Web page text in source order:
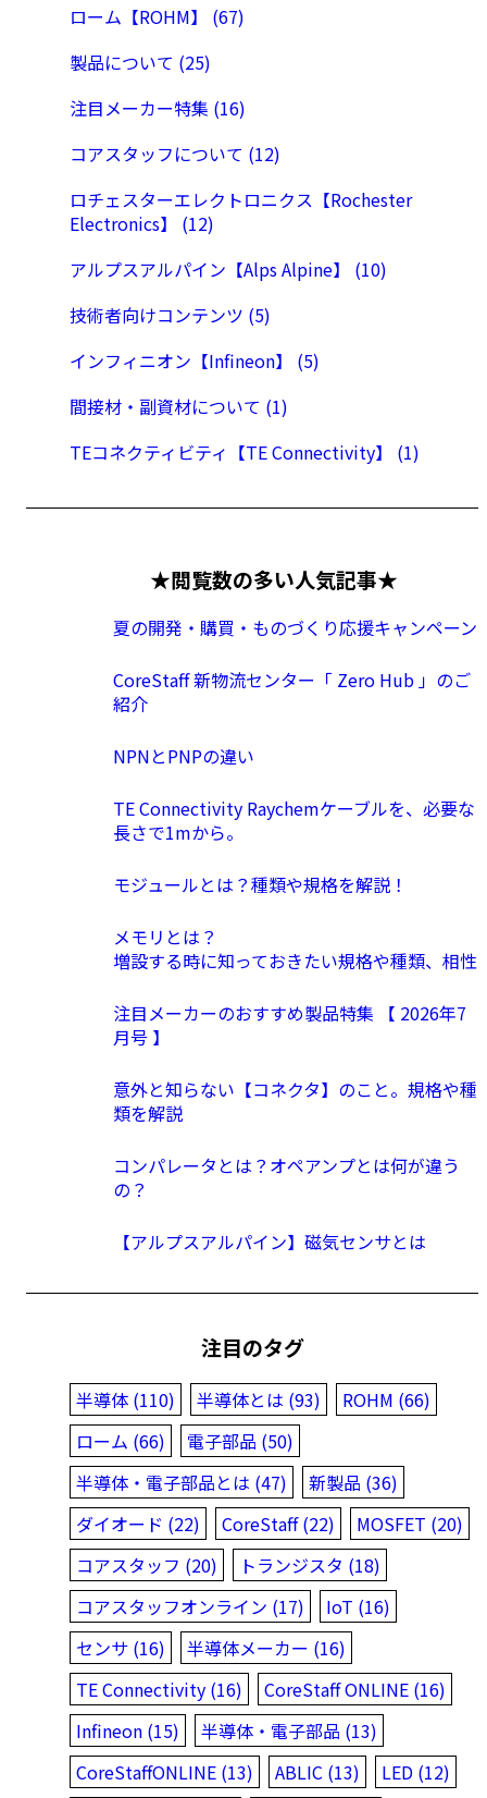
ローム【ROHM】 (67)
製品について (25)
注目メーカー特集 (16)
コアスタッフについて (12)
ロチェスターエレクトロニクス【Rochester
Electronics】 (12)
アルプスアルパイン【Alps Alpine】 (10)
技術者向けコンテンツ (5)
インフィニオン【Infineon】 (5)
間接材・副資材について (1)
TEコネクティビティ【TE Connectivity】 (1)
★閲覧数の多い人気記事★
夏の開発・購買・ものづくり応援キャンペーン
CoreStaff 新物流センター「 Zero Hub 」のご
紹介
NPNとPNPの違い
TE Connectivity Raychemケーブルを、必要な
長さで1mから。
モジュールとは？種類や規格を解説！
メモリとは？
増設する時に知っておきたい規格や種類、相性
注目メーカーのおすすめ製品特集 【 2026年7
月号 】
意外と知らない【コネクタ】のこと。規格や種
類を解説
コンパレータとは？オペアンプとは何が違う
の？
【アルプスアルパイン】磁気センサとは
注目のタグ
半導体 (110) 半導体とは (93)
ROHM (66)
ローム (66)
電子部品 (50)
半導体・電子部品とは (47)
新製品 (36)
ダイオード (22)
CoreStaff (22)
MOSFET (20)
コアスタッフ (20)
トランジスタ (18)
コアスタッフオンライン (17)
IoT (16)
センサ (16)
半導体メーカー (16)
TE Connectivity (16)
CoreStaff ONLINE (16)
Infineon (15)
半導体・電子部品 (13)
CoreStaffONLINE (13)
ABLIC (13)
LED (12)